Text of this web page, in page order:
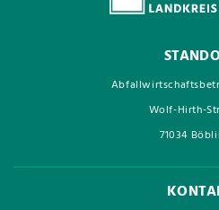
Wolf-Hirth-
71034